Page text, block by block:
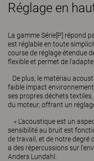
Réglage en
La gamme Série[P] répond
est réglable en toute
course de réglage étendue
flexible et permet de
De plus, le matériau
faible impact
ses propres déchets
du moteur, offrant un
« L'acoustique est un
sensibilité au bruit est
de travail, et de notre degré
a des répercussions sur
Anders Lundahl.